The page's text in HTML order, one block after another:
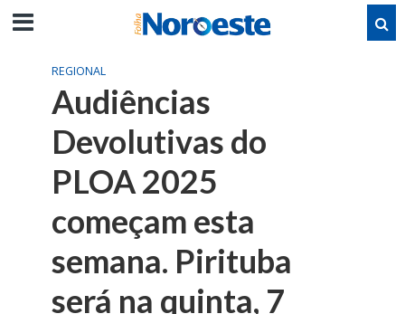
REGIONAL
Audiências
Devolutivas do
PLOA 2025
começam esta
semana. Pirituba
será na quinta, 7